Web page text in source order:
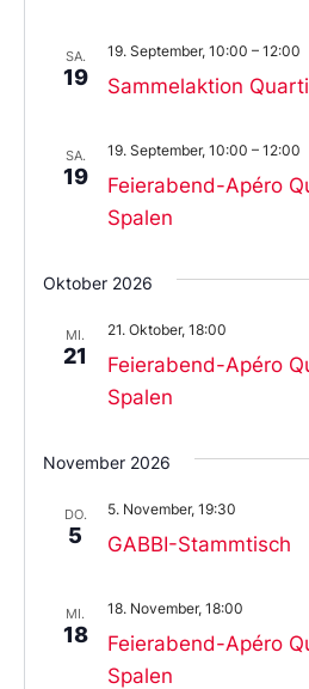
SA.
19 Sammelaktion
19. September, 10:00 – 12:00
SA.
19
Feierabend-Apéro
Spalen
19. September, 10:00 – 12:00
Oktober 2026
MI.
21
Feierabend-Apéro
Spalen
21. Oktober, 18:00
November 2026
DO.
5 GABBI-Stammtisch
5. November, 19:30
MI.
18
Feierabend-Apéro
Spalen
18. November, 18:00